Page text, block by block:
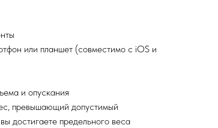
или планшет (совместимо с iOS и
и опускания
превышающий допустимый
достигаете предельного веса